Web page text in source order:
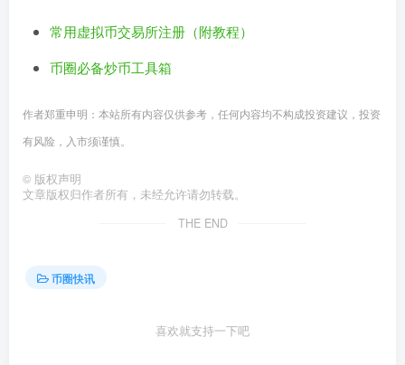
常用虚拟币交易所注册（附教程）
币圈必备炒币工具箱
作者郑重申明：本站所有内容仅供参考，任何内容均不构成投资建议，投资
有风险，入市须谨慎。
© 版权声明
文章版权归作者所有，未经允许请勿转载。
THE END
币圈快讯
喜欢就支持一下吧